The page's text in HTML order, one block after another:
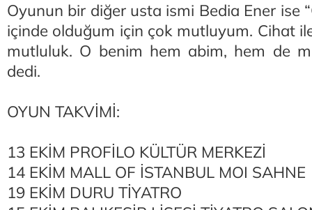
Oyunun bir diğer usta ismi Bedia Ener ise
içinde olduğum için çok mutluyum. Cihat
mutluluk. O benim hem abim, hem de
dedi.
OYUN TAKVİMİ:
13 EKİM PROFİLO KÜLTÜR MERKEZİ
14 EKİM MALL OF İSTANBUL MOI SAHNE
19 EKİM DURU TİYATRO